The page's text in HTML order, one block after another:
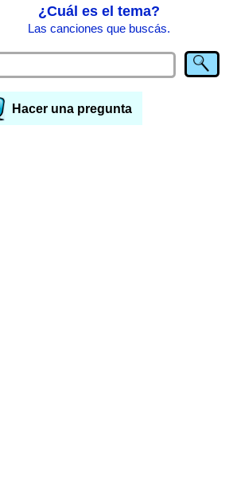
¿Cuál es el tema?
Las canciones que buscás.
Hacer una pregunta